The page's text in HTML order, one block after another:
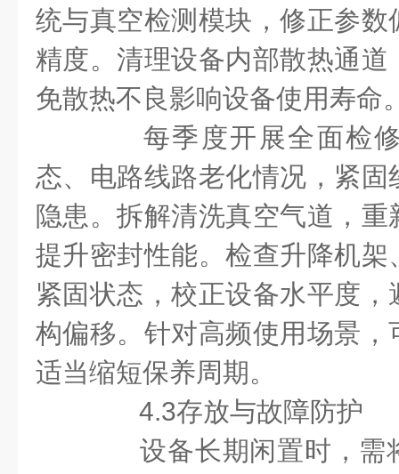
统与真空检测模块，修正参
精度。清理设备内部散热通
免散热不良影响设备使用寿命
每季度开展全面检修
态、电路线路老化情况，紧
隐患。拆解清洗真空气道，
提升密封性能。检查升降机
紧固状态，校正设备水平度
构偏移。针对高频使用场景
适当缩短保养周期。
4.3存放与故障防护
设备长期闲置时，需